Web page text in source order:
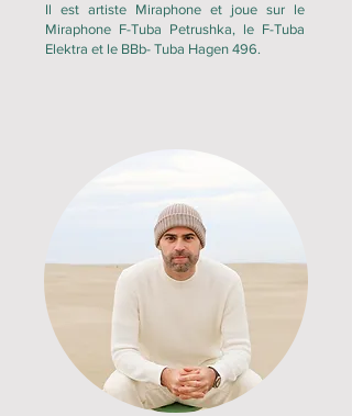
Il est artiste Miraphone et joue sur le
Miraphone F-Tuba Petrushka, le F-Tuba
Elektra et le BBb- Tuba Hagen 496.